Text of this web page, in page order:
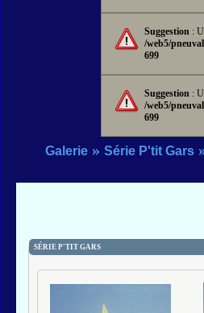
Suggestion :
/web5/
699
Suggestion :
/web5/
699
Galerie» Série P'tit Gars
SÉRIE P'TIT GARS